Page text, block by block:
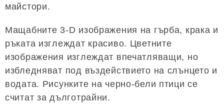
майстори.
Мащабните 3-D изображения на гърба, крака и
ръката изглеждат красиво. Цветните
изображения изглеждат впечатляващи, но
избледняват под въздействието на слънцето и
водата. Рисунките на черно-бели птици се
считат за дълготрайни.